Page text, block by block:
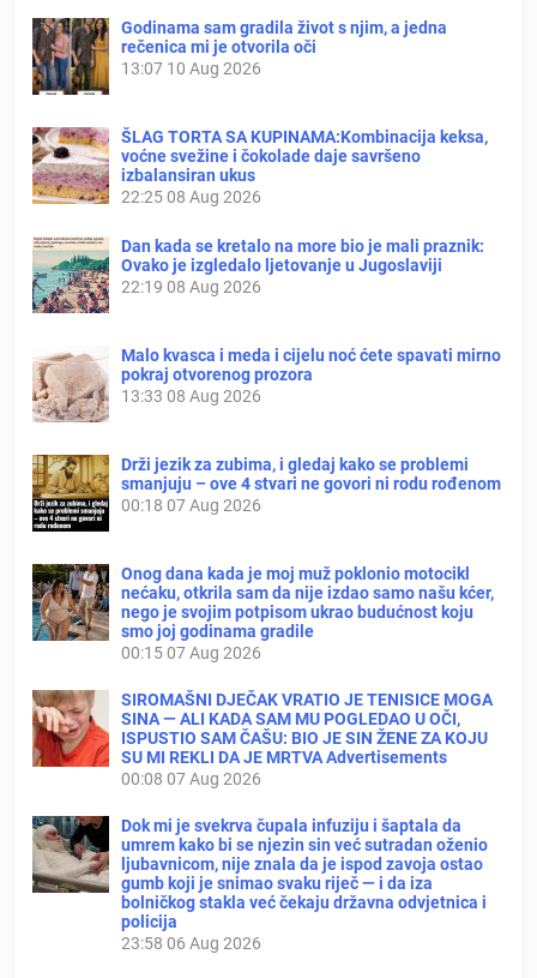
Godinama sam gradila život s njim, a jedna
rečenica mi je otvorila oči
13:07 10 Aug 2026
ŠLAG TORTA SA KUPINAMA:Kombinacija keksa,
voćne svežine i čokolade daje savršeno
izbalansiran ukus
22:2508 Aug 2026
Dan kada se kretalo na more bio je mali praznik:
Ovako je izgledalo ljetovanje u Jugoslaviji
22:19 08 Aug 2026
Malo kvasca i meda i cijelu noć ćete spavati mirno
pokraj otvorenog prozora
13:33 08 Aug 2026
Drži jezik za zubima, i gledaj kako se problemi
smanjuju – ove 4 stvari ne govori ni rodu rođenom
00:18 07 Aug 2026
Onog dana kada je moj muž poklonio motocikl
nećaku, otkrila sam da nije izdao samo našu kćer,
nego je svojim potpisom ukrao budućnost koju
smo joj godinama gradile
00:1507 Aug 2026
SIROMAŠNI DJEČAK VRATIO JE TENISICE MOGA
SINA — ALI KADA SAM MU POGLEDAO U OČI,
ISPUSTIO SAM ČAŠU: BIO JE SIN ŽENE ZA KOJU
SU MI REKLI DA JE MRTVA Advertisements
00:08 07 Aug 2026
Dok mi je svekrva čupala infuziju i šaptala da
umrem kako bi se njezin sin već sutradan oženio
ljubavnicom, nije znala da je ispod zavoja ostao
gumb koji je snimao svaku riječ — i da iza
bolničkog stakla već čekaju državna odvjetnica i
policija
23:58 06 Aug 2026